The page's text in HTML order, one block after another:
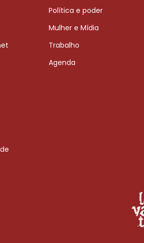
Política e poder
Mulher e Mídia
Trabalho
Agenda